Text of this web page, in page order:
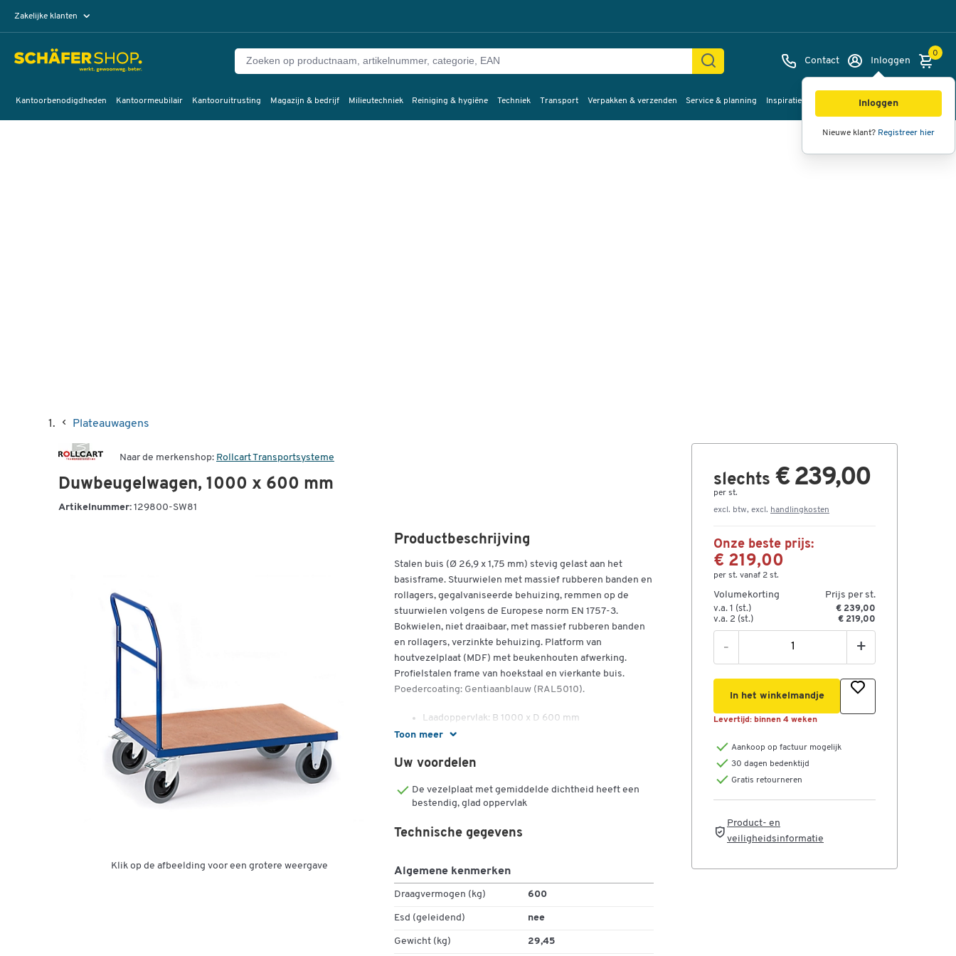
Zakelijke klanten
Contact Inloggen
Inloggen
Nieuwe klant? Registreer hier
0
Kantoorbenodigdheden Kantoormeubilair Kantooruitrusting Magazijn & bedrijf Milieutechniek Reiniging & hygiëne Techniek Transport Verpakken & verzenden Service & planning Inspiratie
Plateauwagens
Naar de merkenshop: Rollcart Transportsysteme
Duwbeugelwagen, 1000 x 600 mm
Artikelnummer: 129800-SW81
Klik op de afbeelding voor een grotere weergave
Toon meer
Productbeschrijving
Stalen buis (Ø 26,9 x 1,75 mm) stevig gelast aan het
basisframe. Stuurwielen met massief rubberen banden en
rollagers, gegalvaniseerde behuizing, remmen op de
stuurwielen volgens de Europese norm EN 1757-3.
Bokwielen, niet draaibaar, met massief rubberen banden
en rollagers, verzinkte behuizing. Platform van
houtvezelplaat (MDF) met beukenhouten afwerking.
Profielstalen frame van hoekstaal en vierkante buis.
Poedercoating: Gentiaanblauw (RAL5010).
Laadoppervlak: B 1000 x D 600 mm
Buitenafmetingen: B 1120 x D 600 mm.
Hoogte duwbeugel: 990 mm
Wiel Ø: 200 mm
Eigen gewicht: 27 kg
Uw voordelen
De vezelplaat met gemiddelde dichtheid heeft een
bestendig, glad oppervlak
Technische gegevens
Algemene kenmerken
Draagvermogen (kg) 600
Esd (geleidend) nee
Gewicht (kg) 29,45
slechts € 239,00
per st.
excl. btw, excl. handlingkosten
Onze beste prijs:
€ 219,00
per st. vanaf 2 st.
Volumekorting Prijs per st.
v.a. 1 (st.)
€ 239,00
v.a. 2 (st.)
€ 219,00
- +
In het winkelmandje
Levertijd: binnen 4 weken
Aankoop op factuur mogelijk
30 dagen bedenktijd
Gratis retourneren
Product- en
veiligheidsinformatie
Afbeeldingen Video's
360°
weergave